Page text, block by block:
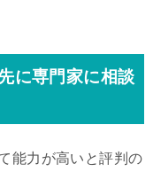
に専門家に相談
能力が高いと評判の